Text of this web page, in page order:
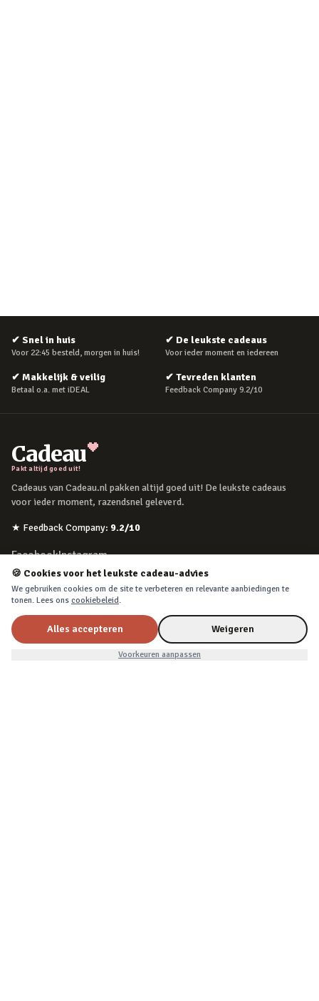
✔ Snel in huis
Voor 22:45 besteld, morgen in huis!
✔ De leukste cadeaus
Voor ieder moment en iedereen
✔ Makkelijk & veilig
Betaal o.a. met iDEAL
✔ Tevreden klanten
Feedback Company 9.2/10
Cadeau
Pakt altijd goed uit!
Cadeaus van Cadeau.nl pakken altijd goed uit! De leukste cadeaus
voor ieder moment, razendsnel geleverd.
★ Feedback Company: 9.2/10
FacebookInstagram
POPULAIRE MOMENTEN
Verjaardag
Moederdag
🍪 Cookies voor het leukste cadeau-advies
We gebruiken cookies om de site te verbeteren en relevante aanbiedingen te
tonen. Lees ons cookiebeleid.
Alles accepteren Weigeren
Voorkeuren aanpassen